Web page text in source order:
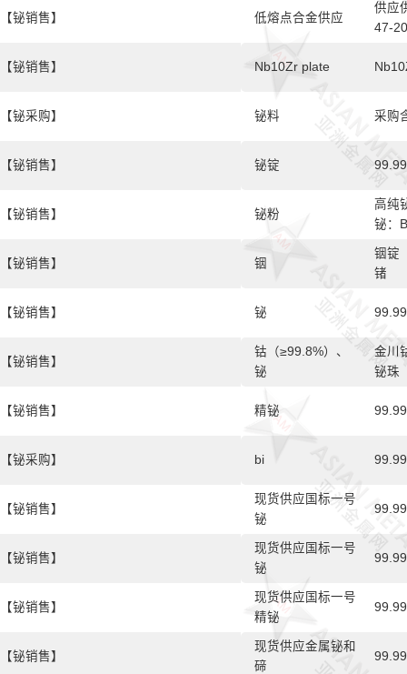
【铋销售】
【铋销售】
【铋采购】
【铋销售】
【铋销售】
【铋销售】
【铋销售】
【铋销售】
【铋销售】
【铋采购】
【铋销售】
【铋销售】
【铋销售】
【铋销售】
低熔点合金供应
供应
47-
Nb10Zr plate
铋料 采购
铋锭
铋粉
高纯
铋：
铟
铟锭
锗
铋
钴（≥99.8%）、
铋
金川
铋珠
精铋
bi
现货供应国标一号
铋
现货供应国标一号
铋
现货供应国标一号
精铋
现货供应金属铋和
碲